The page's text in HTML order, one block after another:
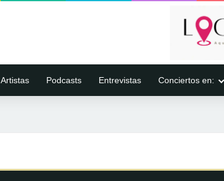
Artistas Podcasts Entrevistas Conciertos en: